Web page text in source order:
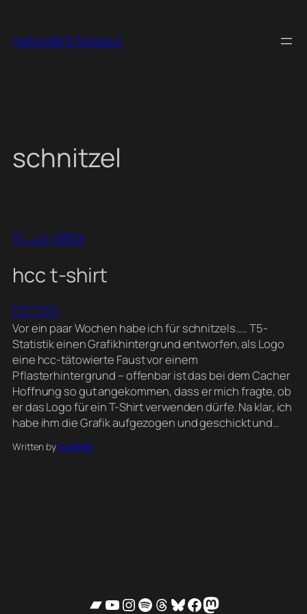
content
helixrider's hideout
schnitzel
17. July 2009
hcc t-shirt
FOTOS
Vor ein paar Wochen habe ich für schnitzels….. T5-
Statistik einen Grafikhintergrund entworfen, als Logo
eine hcc-tätowierte Faust vor einem
Pflasterhintergrund – offenbar ist das bei dem Cacher
Hoffnung so gut angekommen, dass er mich fragte, ob
er das Logo für ein T-Shirt verwenden dürfe. Na klar, ich
habe ihm die Grafik aufgezogen und geschickt und…
Written byhelixrider
Bandcamp
YouTube
Instagram
Spotify
Threads
Bluesky
Facebook
Mastodon